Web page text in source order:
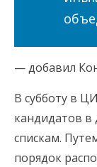
— добавил
В субботу в
кандидатов
спискам.
порядок